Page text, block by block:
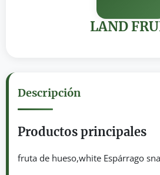
LAND
Descripción
Productos principales
fruta de hueso,white Espárrago